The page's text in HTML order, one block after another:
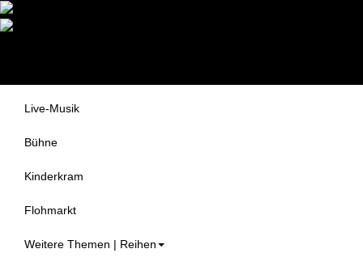
Themen
Live-Musik
Bühne
Kinderkram
Flohmarkt
Weitere Themen | Reihen